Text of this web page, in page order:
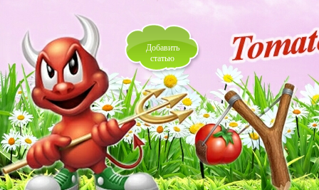
Добавить
статью